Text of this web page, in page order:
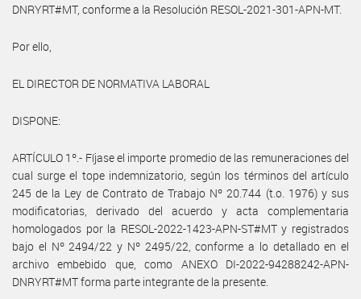
DNRYRT#MT, conforme a la Resolución RESOL-2021-301-APN-MT.
Por ello,
EL DIRECTOR DE NORMATIVA LABORAL
DISPONE:
ARTÍCULO 1º.- Fíjase el importe promedio de las remuneraciones del
cual surge el tope indemnizatorio, según los términos del artículo
245 de la Ley de Contrato de Trabajo Nº 20.744 (t.o. 1976) y sus
modificatorias, derivado del acuerdo y acta complementaria
homologados por la RESOL-2022-1423-APN-ST#MT y registrados
bajo el Nº 2494/22 y Nº 2495/22, conforme a lo detallado en el
archivo embebido que, como ANEXO DI-2022-94288242-APN-
DNRYRT#MT forma parte integrante de la presente.